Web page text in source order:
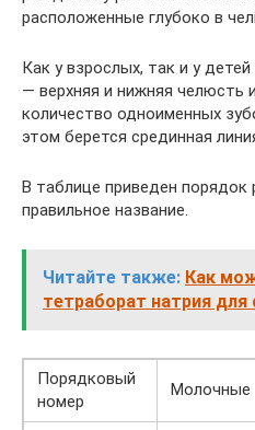
расположенные глубоко в
Как у взрослых, так и у
— верхняя и нижняя челюсть
количество одноименных
этом берется срединная
В таблице приведен порядок
правильное название.
Читайте также: Как
тетраборат натрия
Порядковый
номер
Молочные